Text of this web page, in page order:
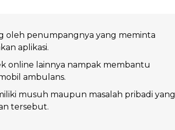
oleh penumpangnya yang meminta
aplikasi.
online lainnya nampak membantu
ambulans.
musuh maupun masalah pribadi yang
tersebut.